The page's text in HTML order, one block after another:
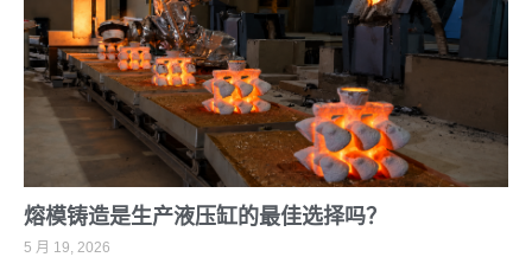
熔模铸造是生产液压缸的最佳选择吗？
5 月 19, 2026